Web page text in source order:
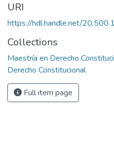
URI
https://hdl.handle.net/
Collections
Maestría en Derecho
Derecho Constitucional
Full item page